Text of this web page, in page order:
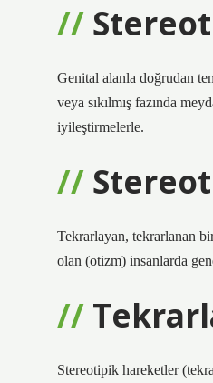
Genital alanla doğrudan
veya sıkılmış fazında
iyileştirmelerle.
Tekrarlayan, tekrarlanan
olan (otizm) insanlarda
Stereotipik hareketler